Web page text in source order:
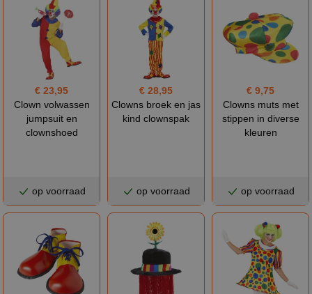
€ 23,95
Clown volwassen
jumpsuit en
clownshoed
op voorraad
€ 28,95
Clowns broek en jas
kind clownspak
op voorraad
€ 9,75
Clowns muts met
stippen in diverse
kleuren
op voorraad